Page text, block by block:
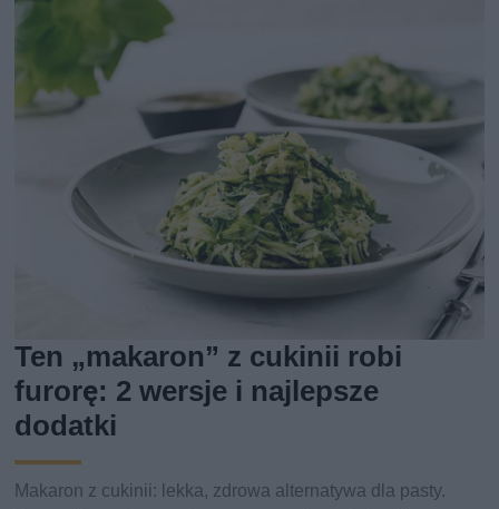
Ten „makaron” z cukinii robi
furorę: 2 wersje i najlepsze
dodatki
Makaron z cukinii: lekka, zdrowa alternatywa dla pasty.